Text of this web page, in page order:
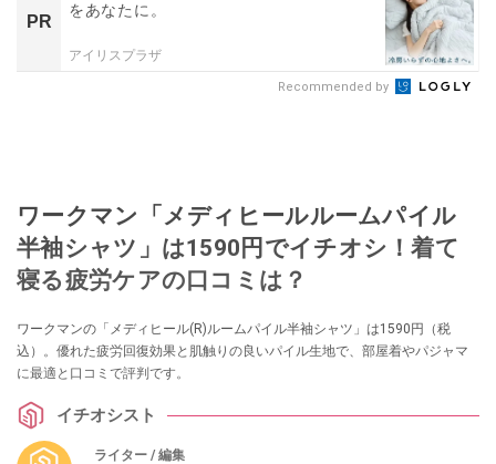
PR
をあなたに。
アイリスプラザ
Recommended by
ワークマン「メディヒールルームパイル
半袖シャツ」は1590円でイチオシ！着て
寝る疲労ケアの口コミは？
ワークマンの「メディヒール(R)ルームパイル半袖シャツ」は1590円（税
込）。優れた疲労回復効果と肌触りの良いパイル生地で、部屋着やパジャマ
に最適と口コミで評判です。
イチオシスト
ライター / 編集